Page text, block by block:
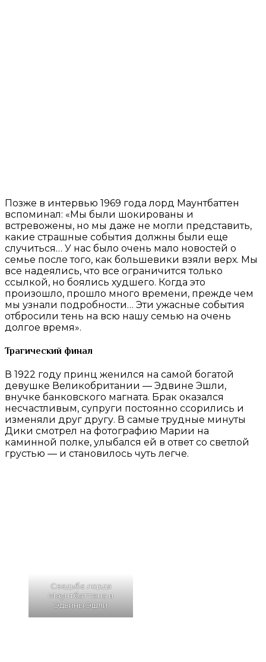
Позже в интервью 1969 года лорд Маунтбаттен
вспоминал: «Мы были шокированы и
встревожены, но мы даже не могли представить,
какие страшные события должны были еще
случиться… У нас было очень мало новостей о
семье после того, как большевики взяли верх. Мы
все надеялись, что все ограничится только
ссылкой, но боялись худшего. Когда это
произошло, прошло много времени, прежде чем
мы узнали подробности… Эти ужасные события
отбросили тень на всю нашу семью на очень
долгое время».
Трагический финал
В 1922 году принц женился на самой богатой
девушке Великобритании — Эдвине Эшли,
внучке банковского магната. Брак оказался
несчастливым, супруги постоянно ссорились и
изменяли друг другу. В самые трудные минуты
Дики смотрел на фотографию Марии на
каминной полке, улыбался ей в ответ со светлой
грустью — и становилось чуть легче.
Свадьба лорда
Маунтбаттена и
Эдвины Эшли